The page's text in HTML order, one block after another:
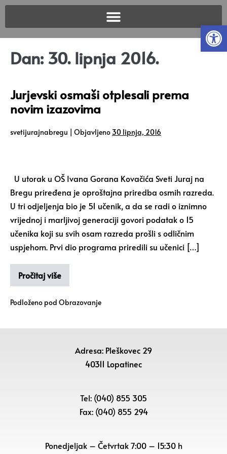
Dan: 30. lipnja 2016.
Jurjevski osmaši otplesali prema
novim izazovima
svetijurajnabregu | Objavljeno 30 lipnja, 2016
U utorak u OŠ Ivana Gorana Kovačića Sveti Juraj na
Bregu priređena je oproštajna priredba osmih razreda.
U tri odjeljenja bio je 51 učenik, a da se radi o iznimno
vrijednoj i marljivoj generaciji govori podatak o 15
učenika koji su svih osam razreda prošli s odličnim
uspjehom. Prvi dio programa priredili su učenici […]
Pročitaj više
Podloženo pod Obrazovanje
Adresa: Pleškovec 29
40311 Lopatinec
Tel: (040) 855 305
Fax: (040) 855 294
Ponedjeljak – Četvrtak 7:00 – 15:30 h